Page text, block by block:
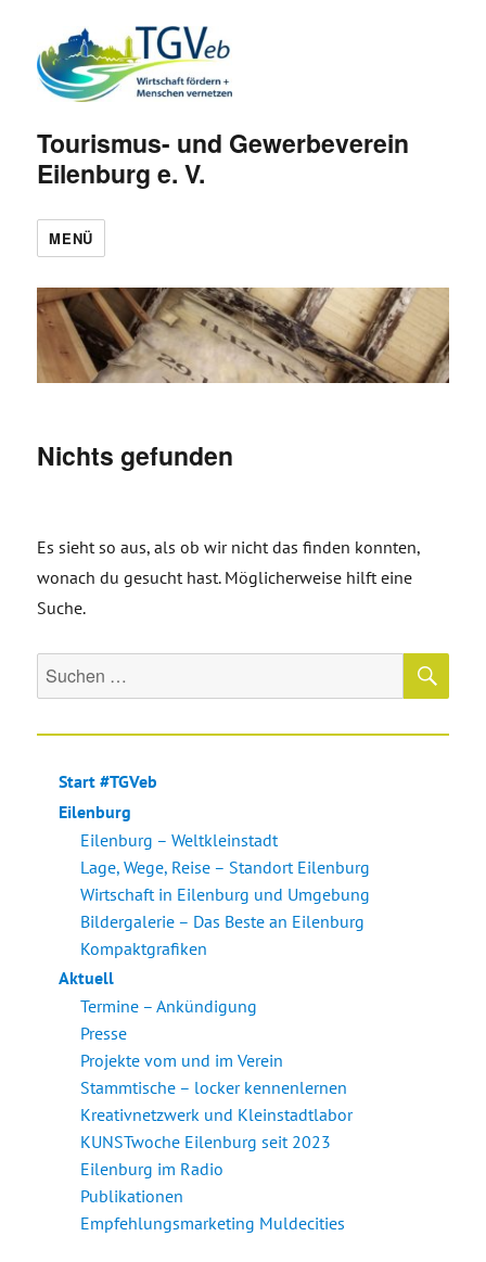
Tourismus- und Gewerbeverein
Eilenburg e. V.
MENÜ
Nichts gefunden
Es sieht so aus, als ob wir nicht das finden konnten,
wonach du gesucht hast. Möglicherweise hilft eine
Suche.
Suche
nach:
Start #TGVeb
Eilenburg
Eilenburg – Weltkleinstadt
Lage, Wege, Reise – Standort Eilenburg
Wirtschaft in Eilenburg und Umgebung
Bildergalerie – Das Beste an Eilenburg
Kompaktgrafiken
Aktuell
Termine – Ankündigung
Presse
Projekte vom und im Verein
Stammtische – locker kennenlernen
Kreativnetzwerk und Kleinstadtlabor
KUNSTwoche Eilenburg seit 2023
Eilenburg im Radio
Publikationen
Empfehlungsmarketing Muldecities